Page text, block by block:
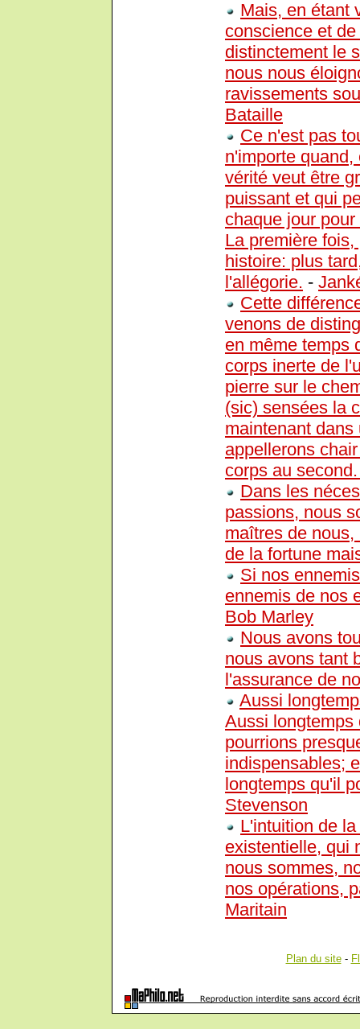
Mais, en étant
conscience et
distinctement le
nous nous
ravissements
Bataille
Ce n'est pas
n'importe
vérité veut être
puissant et qui
chaque jour
La première
histoire: plus
l'allégorie. -
Cette
venons de
en même temps
corps inerte de
pierre sur le
(sic) sensées la
maintenant
appellerons
corps au
Dans les
passions, nous
maîtres de
de la fortune
Si nos
ennemis de nos
Bob Marley
Nous avons
nous avons tant
l'assurance de
Aussi
Aussi longtemps
pourrions
indispensables;
longtemps qu'il
Stevenson
L'intuition de
existentielle, qui
nous sommes,
nos opérations,
Maritain
Plan du site-